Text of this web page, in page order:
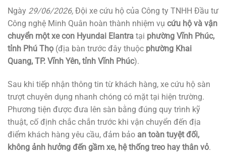
Ngày 29/06/2026, Đội xe cứu hộ của Công ty TNHH Đầu tư
Công nghệ Minh Quân hoàn thành nhiệm vụ cứu hộ và vận
chuyển một xe con Hyundai Elantra tại phường Vĩnh Phúc,
tỉnh Phú Thọ (địa bàn trước đây thuộc phường Khai
Quang, TP. Vĩnh Yên, tỉnh Vĩnh Phúc).
Sau khi tiếp nhận thông tin từ khách hàng, xe cứu hộ sàn
trượt chuyên dụng nhanh chóng có mặt tại hiện trường.
Phương tiện được đưa lên sàn bằng đúng quy trình kỹ
thuật, cố định chắc chắn trước khi vận chuyển đến địa
điểm khách hàng yêu cầu, đảm bảo an toàn tuyệt đối,
không ảnh hưởng đến gầm xe, hệ thống treo hay thân vỏ.